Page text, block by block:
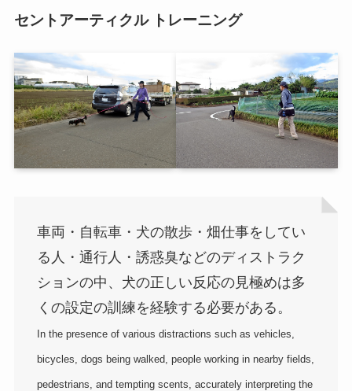
セントアーティクル トレーニング
車両・自転車・犬の散歩・畑仕事をしてい
る人・通行人・誘惑臭などのディストラク
ションの中、犬の正しい反応の見極めは多
くの設定の訓練を経験する必要がある。
In the presence of various distractions such as vehicles,
bicycles, dogs being walked, people working in nearby fields,
pedestrians, and tempting scents, accurately interpreting the